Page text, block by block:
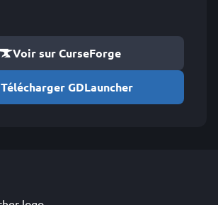
Voir sur CurseForge
Télécharger GDLauncher